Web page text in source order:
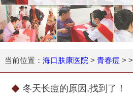
当前位置： 海口肤康医院 > 青春痘 > >
冬天长痘的原因,找到了！